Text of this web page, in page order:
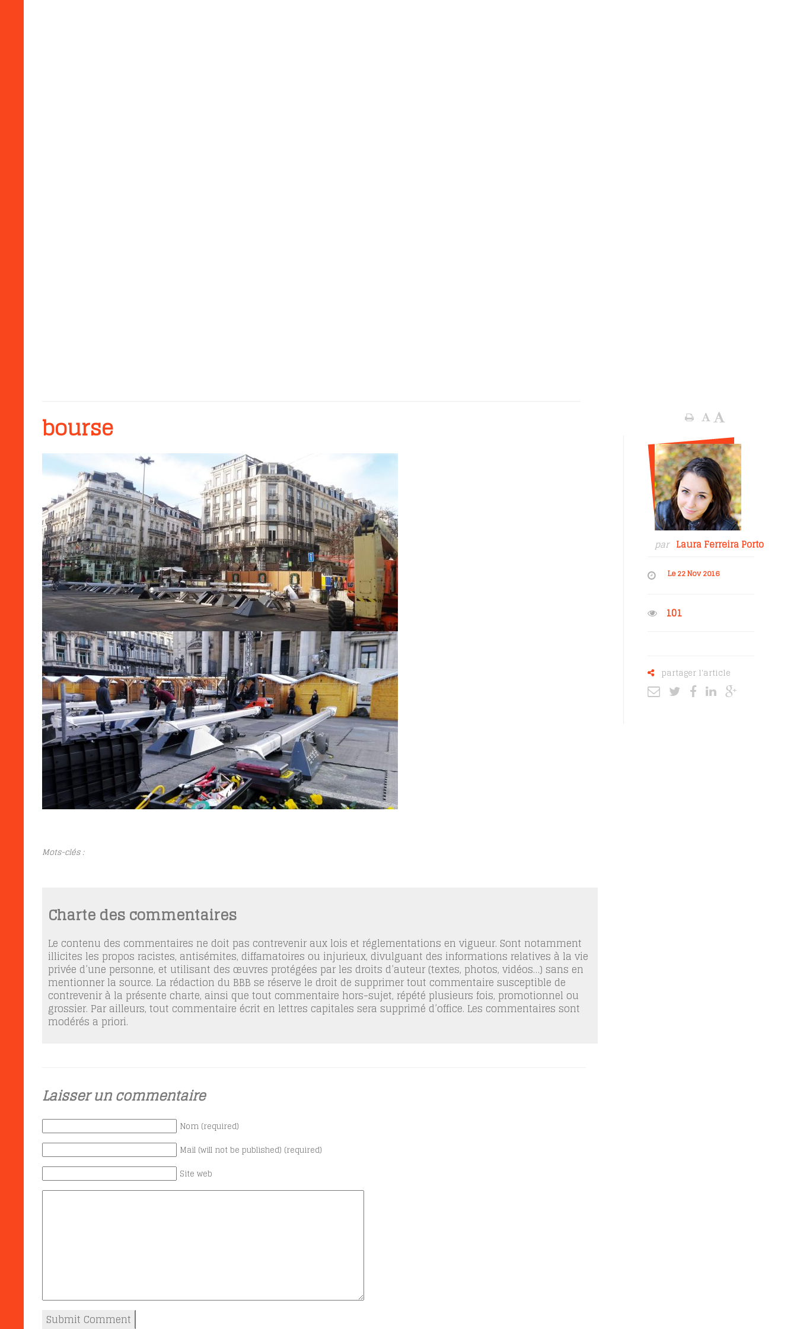
bourse
Mots-clés :
Charte des commentaires
Le contenu des commentaires ne doit pas contrevenir aux lois et réglementations en vigueur. Sont notamment
illicites les propos racistes, antisémites, diffamatoires ou injurieux, divulguant des informations relatives à la vie
privée d’une personne, et utilisant des œuvres protégées par les droits d’auteur (textes, photos, vidéos…) sans en
mentionner la source. La rédaction du BBB se réserve le droit de supprimer tout commentaire susceptible de
contrevenir à la présente charte, ainsi que tout commentaire hors-sujet, répété plusieurs fois, promotionnel ou
grossier. Par ailleurs, tout commentaire écrit en lettres capitales sera supprimé d’office. Les commentaires sont
modérés a priori.
Laisser un commentaire
Nom (required)
Mail (will not be published) (required)
Site web
par Laura Ferreira Porto
Le 22 Nov 2016
101
partager l'article